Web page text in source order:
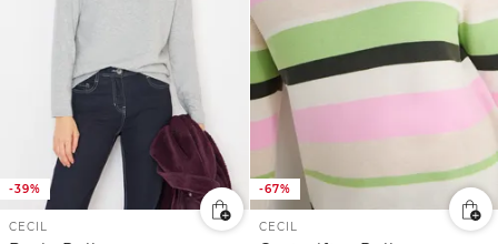
-39%
CECIL
-67%
CECIL